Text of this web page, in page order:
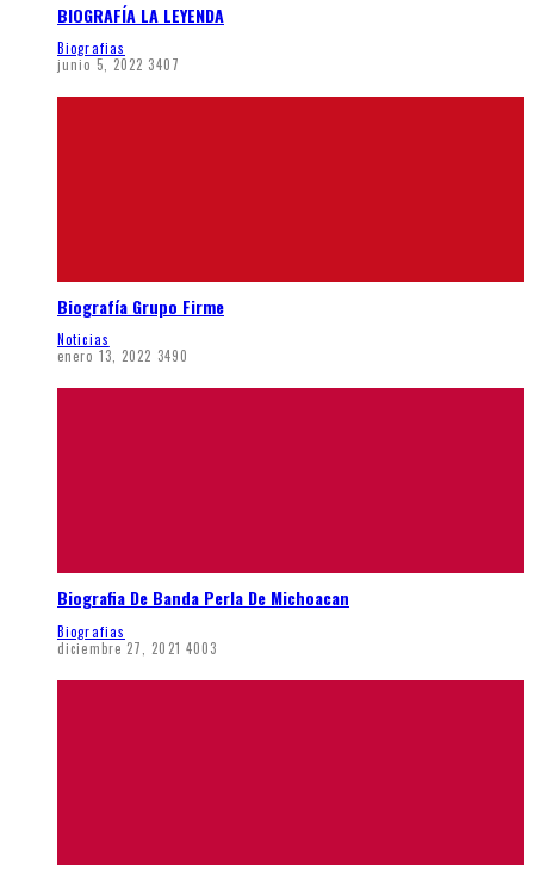
BIOGRAFÍA LA LEYENDA
Biografias
junio 5, 2022 3407
Biografía Grupo Firme
Noticias
enero 13, 2022 3490
Biografia De Banda Perla De Michoacan
Biografias
diciembre 27, 2021 4003